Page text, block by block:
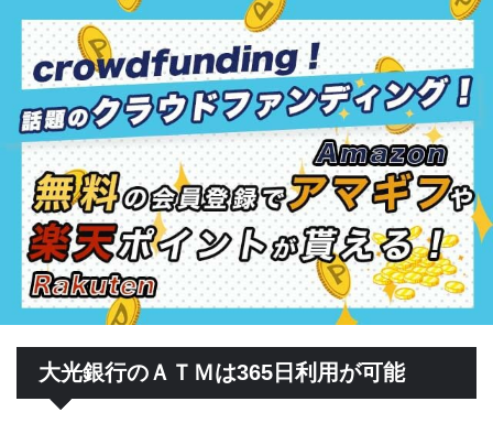
大光銀行のＡＴＭは365日利用が可能